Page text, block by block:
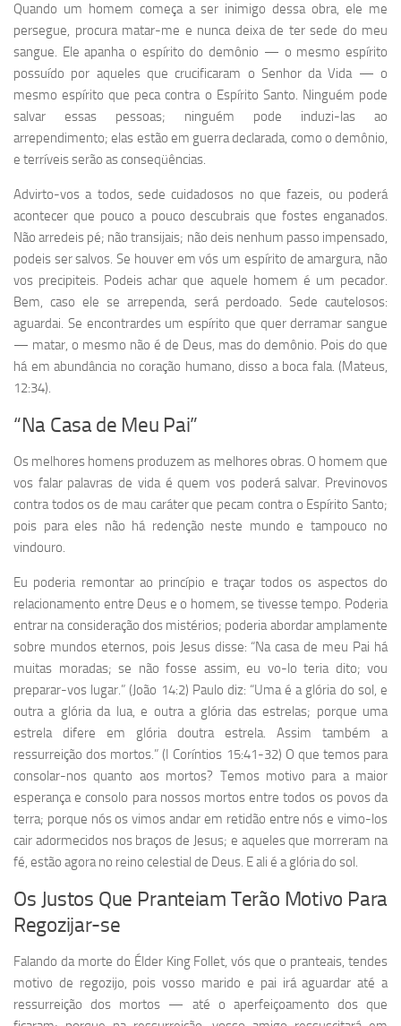
Quando um homem começa a ser inimigo dessa obra, ele me
persegue, procura matar-me e nunca deixa de ter sede do meu
sangue. Ele apanha o espírito do demônio — o mesmo espírito
possuído por aqueles que crucificaram o Senhor da Vida — o
mesmo espírito que peca contra o Espírito Santo. Ninguém pode
salvar essas pessoas; ninguém pode induzi-las ao
arrependimento; elas estão em guerra declarada, como o demônio,
e terríveis serão as conseqüências.
Advirto-vos a todos, sede cuidadosos no que fazeis, ou poderá
acontecer que pouco a pouco descubrais que fostes enganados.
Não arredeis pé; não transijais; não deis nenhum passo impensado,
podeis ser salvos. Se houver em vós um espírito de amargura, não
vos precipiteis. Podeis achar que aquele homem é um pecador.
Bem, caso ele se arrependa, será perdoado. Sede cautelosos:
aguardai. Se encontrardes um espírito que quer derramar sangue
— matar, o mesmo não é de Deus, mas do demônio. Pois do que
há em abundância no coração humano, disso a boca fala. (Mateus,
12:34).
“Na Casa de Meu Pai”
Os melhores homens produzem as melhores obras. O homem que
vos falar palavras de vida é quem vos poderá salvar. Previnovos
contra todos os de mau caráter que pecam contra o Espírito Santo;
pois para eles não há redenção neste mundo e tampouco no
vindouro.
Eu poderia remontar ao princípio e traçar todos os aspectos do
relacionamento entre Deus e o homem, se tivesse tempo. Poderia
entrar na consideração dos mistérios; poderia abordar amplamente
sobre mundos eternos, pois Jesus disse: “Na casa de meu Pai há
muitas moradas; se não fosse assim, eu vo-lo teria dito; vou
preparar-vos lugar.” (João 14:2) Paulo diz: “Uma é a glória do sol, e
outra a glória da lua, e outra a glória das estrelas; porque uma
estrela difere em glória doutra estrela. Assim também a
ressurreição dos mortos.” (I Coríntios 15:41-32) O que temos para
consolar-nos quanto aos mortos? Temos motivo para a maior
esperança e consolo para nossos mortos entre todos os povos da
terra; porque nós os vimos andar em retidão entre nós e vimo-los
cair adormecidos nos braços de Jesus; e aqueles que morreram na
fé, estão agora no reino celestial de Deus. E ali é a glória do sol.
Os Justos Que Pranteiam Terão Motivo Para
Regozijar-se
Falando da morte do Élder King Follet, vós que o pranteais, tendes
motivo de regozijo, pois vosso marido e pai irá aguardar até a
ressurreição dos mortos — até o aperfeiçoamento dos que